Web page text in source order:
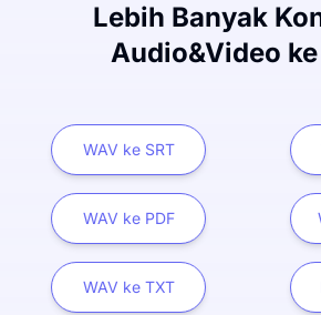
Lebih Banyak
Audio&Video
WAV ke SRT
WAV ke PDF
WAV ke TXT